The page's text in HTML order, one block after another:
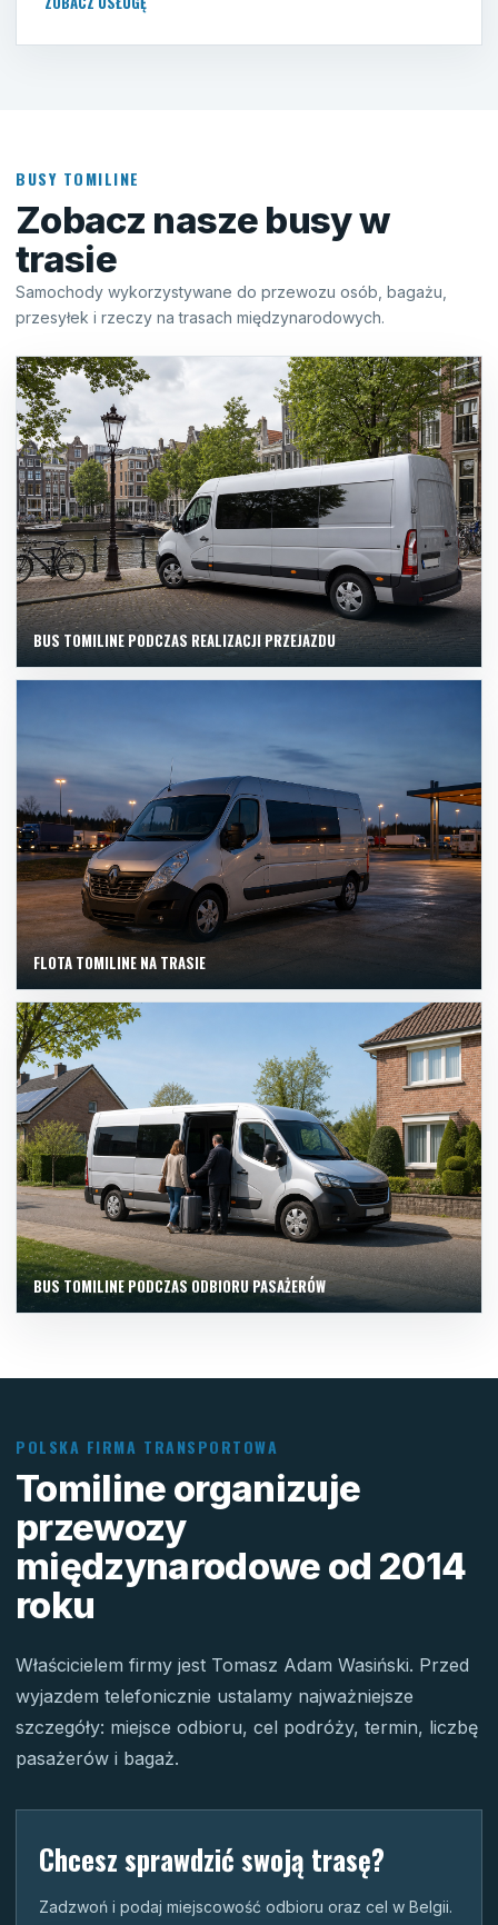
BUSY TOMILINE
Zobacz nasze busy w
trasie
Samochody wykorzystywane do przewozu osób, bagażu,
przesyłek i rzeczy na trasach międzynarodowych.
BUS TOMILINE PODCZAS REALIZACJI PRZEJAZDU
FLOTA TOMILINE NA TRASIE
BUS TOMILINE PODCZAS ODBIORU PASAŻERÓW
POLSKA FIRMA TRANSPORTOWA
Tomiline organizuje
przewozy
międzynarodowe od 2014
roku
Właścicielem firmy jest Tomasz Adam Wasiński. Przed
wyjazdem telefonicznie ustalamy najważniejsze
szczegóły: miejsce odbioru, cel podróży, termin, liczbę
pasażerów i bagaż.
Chcesz sprawdzić swoją trasę?
Zadzwoń i podaj miejscowość odbioru oraz cel w Belgii.